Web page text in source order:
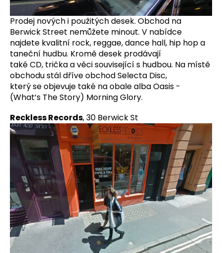
Prodej nových i použitých desek. Obchod na
Berwick Street nemůžete minout. V nabídce
najdete kvalitní rock, reggae, dance hall, hip hop a
taneční hudbu. Kromě desek prodávají
také CD, trička a věci související s hudbou. Na místě
obchodu stál dříve obchod Selecta Disc,
který se objevuje také na obale alba Oasis -
(What’s The Story) Morning Glory.
Reckless Records, 30 Berwick St